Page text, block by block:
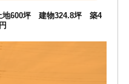
地600坪 建物324.8坪 築4